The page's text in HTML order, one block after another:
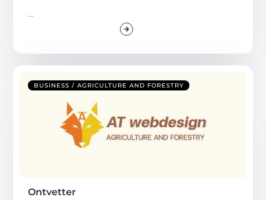
BUSINESS / AGRICULTURE AND FORESTRY
Ontvetter